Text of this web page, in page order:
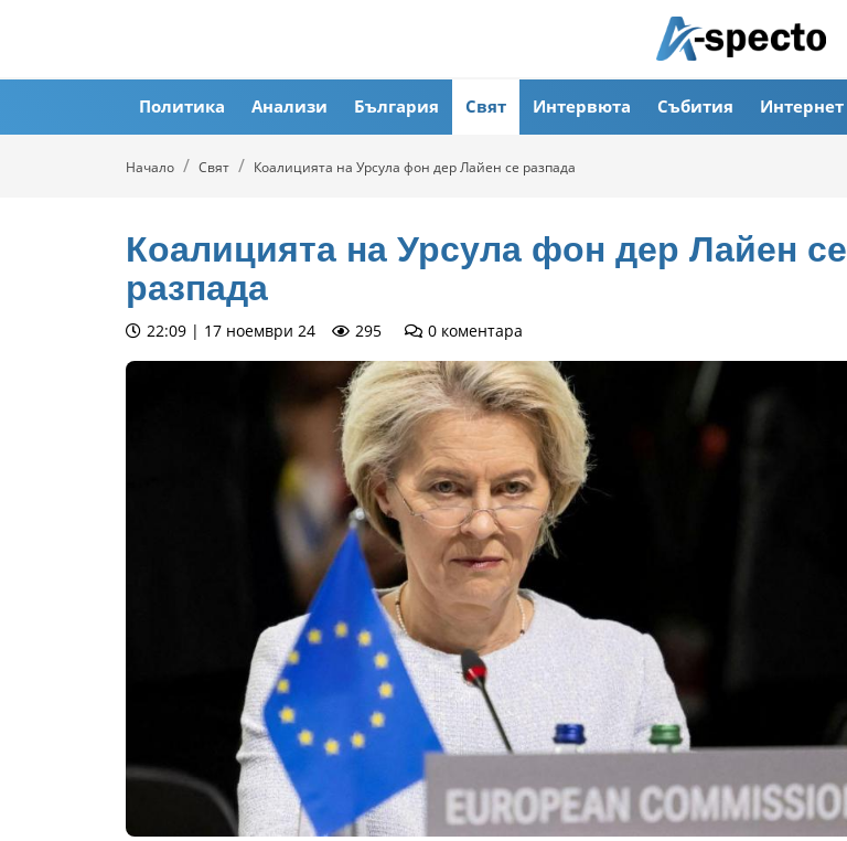
Политика Анализи България Свят Интервюта Събития Интернет
Начало Свят Коалицията на Урсула фон дер Лайен се разпада
Коалицията на Урсула фон дер Лайен се
разпада
22:09 | 17 ноември 24 295 0 коментара